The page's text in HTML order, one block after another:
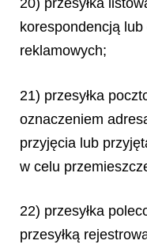
20) przesyłka
korespondencją lub
reklamowych;
21) przesyłka
oznaczeniem
przyjęcia lub
w celu
22) przesyłka
przesyłką